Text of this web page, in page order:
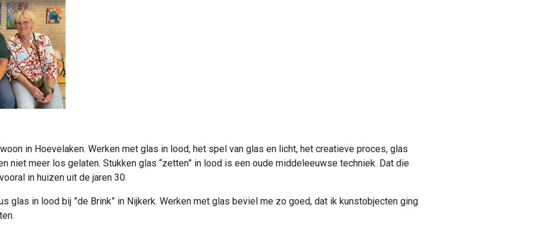
in Hoevelaken. Werken met glas in lood, het spel van glas en licht, het creatieve proces, glas
niet meer los gelaten. Stukken glas “zetten” in lood is een oude middeleeuwse techniek. Dat die
in huizen uit de jaren 30.
glas in lood bij ”de Brink” in Nijkerk. Werken met glas beviel me zo goed, dat ik kunstobjecten ging